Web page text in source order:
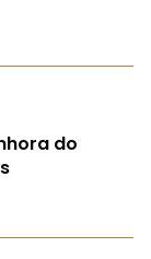
do